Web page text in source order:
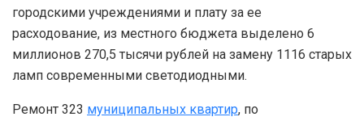
городскими учреждениями и плату за ее
расходование, из местного бюджета выделено 6
миллионов 270,5 тысячи рублей на замену 1116 старых
ламп современными светодиодными.
Ремонт 323 муниципальных квартир, по